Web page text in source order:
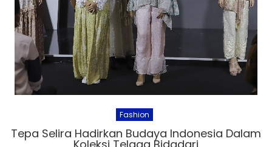
Fashion
Tepa Selira Hadirkan Budaya Indonesia Dalam